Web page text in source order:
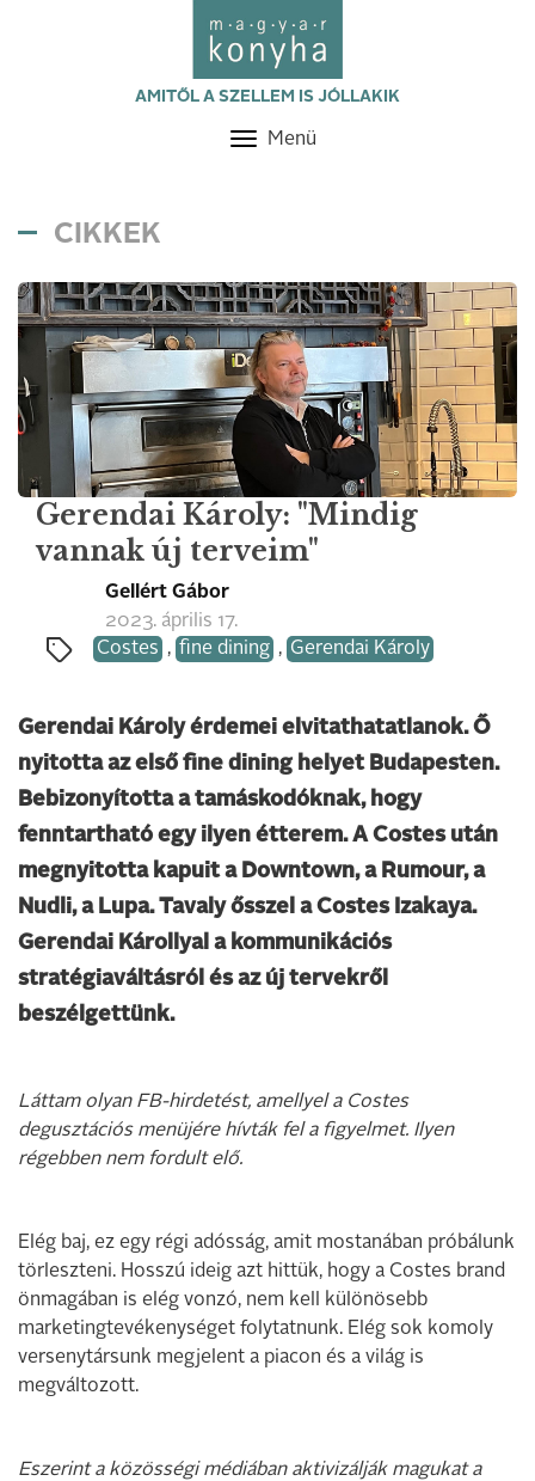
AMITŐL A SZELLEM IS JÓLLAKIK
Toggle
Menü
CIKKEK
Gerendai Károly: "Mindig
vannak új terveim"
Gellért Gábor
2023. április 17.
Costes , fine dining , Gerendai Károly
Gerendai Károly érdemei elvitathatatlanok. Ő
nyitotta az első fine dining helyet Budapesten.
Bebizonyította a tamáskodóknak, hogy
fenntartható egy ilyen étterem. A Costes után
megnyitotta kapuit a Downtown, a Rumour, a
Nudli, a Lupa. Tavaly ősszel a Costes Izakaya.
Gerendai Károllyal a kommunikációs
stratégiaváltásról és az új tervekről
beszélgettünk.
Láttam olyan FB-hirdetést, amellyel a Costes
degusztációs menüjére hívták fel a figyelmet. Ilyen
régebben nem fordult elő.
Elég baj, ez egy régi adósság, amit mostanában próbálunk
törleszteni. Hosszú ideig azt hittük, hogy a Costes brand
önmagában is elég vonzó, nem kell különösebb
marketingtevékenységet folytatnunk. Elég sok komoly
versenytársunk megjelent a piacon és a világ is
megváltozott.
Eszerint a közösségi médiában aktivizálják magukat a